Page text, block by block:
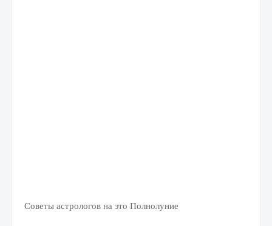
Советы астрологов на это Полнолуние